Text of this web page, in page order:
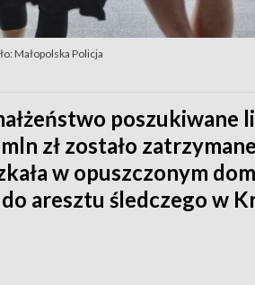
Małopolska Policja
poszukiwane
zł zostało
w opuszczonym
aresztu śledczego w